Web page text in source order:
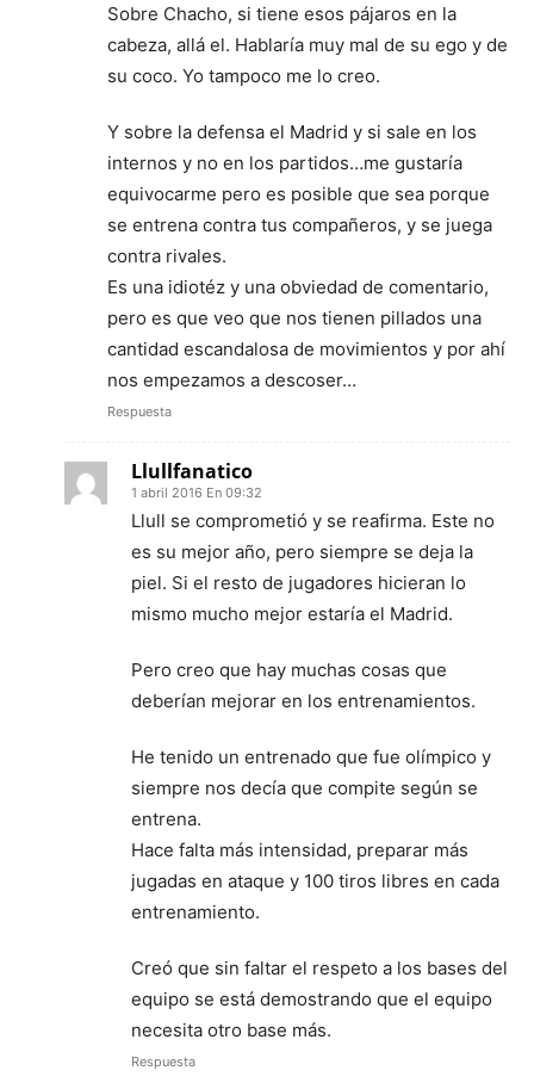
Sobre Chacho, si tiene esos pájaros en la
cabeza, allá el. Hablaría muy mal de su ego y de
su coco. Yo tampoco me lo creo.
Y sobre la defensa el Madrid y si sale en los
internos y no en los partidos…me gustaría
equivocarme pero es posible que sea porque
se entrena contra tus compañeros, y se juega
contra rivales.
Es una idiotéz y una obviedad de comentario,
pero es que veo que nos tienen pillados una
cantidad escandalosa de movimientos y por ahí
nos empezamos a descoser…
Respuesta
Llullfanatico
1 abril 2016 En 09:32
Llull se comprometió y se reafirma. Este no
es su mejor año, pero siempre se deja la
piel. Si el resto de jugadores hicieran lo
mismo mucho mejor estaría el Madrid.
Pero creo que hay muchas cosas que
deberían mejorar en los entrenamientos.
He tenido un entrenado que fue olímpico y
siempre nos decía que compite según se
entrena.
Hace falta más intensidad, preparar más
jugadas en ataque y 100 tiros libres en cada
entrenamiento.
Creó que sin faltar el respeto a los bases del
equipo se está demostrando que el equipo
necesita otro base más.
Respuesta